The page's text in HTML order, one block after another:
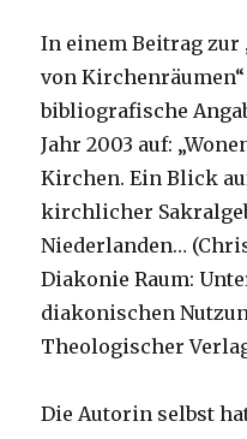
In einem Beitrag
von
bibliografische
Jahr 2003 auf:
Kirchen. Ein Blick
kirchlicher
Niederlanden…
Diakonie Raum:
diakonischen
Theologischer
Die Autorin selbst